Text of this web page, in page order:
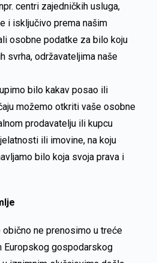
centri zajedničkih usluga,
i isključivo prema našim
osobne podatke za bilo koju
svrha, održavateljima naše
bilo kakav posao ili
možemo otkriti vaše osobne
prodavatelju ili kupcu
ili imovine, na koju
bilo koja svoja prava i
ne prenosimo u treće
Europskog gospodarskog